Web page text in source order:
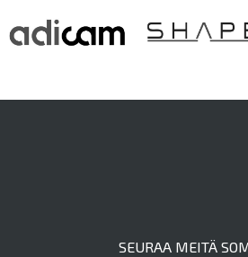
SEURAA MEITÄ